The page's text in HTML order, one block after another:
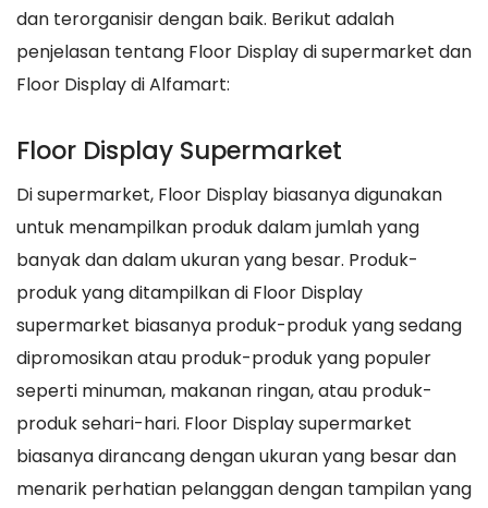
dan terorganisir dengan baik. Berikut adalah
penjelasan tentang Floor Display di supermarket dan
Floor Display di Alfamart:
Floor Display Supermarket
Di supermarket, Floor Display biasanya digunakan
untuk menampilkan produk dalam jumlah yang
banyak dan dalam ukuran yang besar. Produk-
produk yang ditampilkan di Floor Display
supermarket biasanya produk-produk yang sedang
dipromosikan atau produk-produk yang populer
seperti minuman, makanan ringan, atau produk-
produk sehari-hari. Floor Display supermarket
biasanya dirancang dengan ukuran yang besar dan
menarik perhatian pelanggan dengan tampilan yang